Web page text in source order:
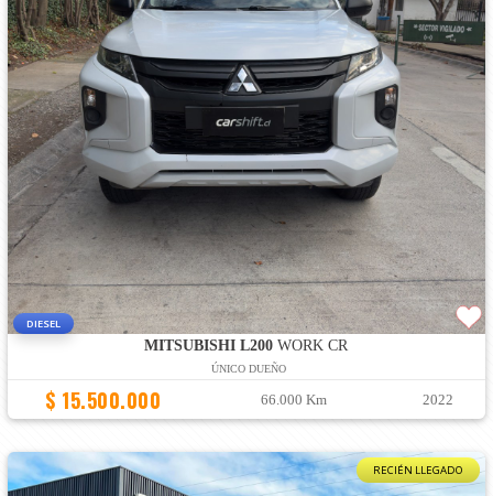
DIESEL
MITSUBISHI L200 WORK CR
ÚNICO DUEÑO
$ 15.500.000 66.000 Km 2022
RECIÉN LLEGADO